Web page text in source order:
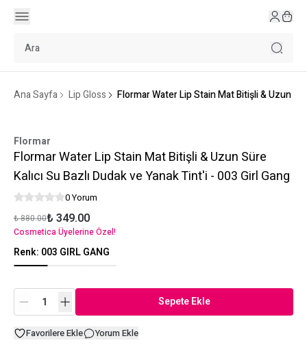
Ana Sayfa Lip Gloss Flormar Water Lip Stain Mat Bitişli & Uzun
Flormar
Flormar Water Lip Stain Mat Bitişli & Uzun Süre
Kalıcı Su Bazlı Dudak ve Yanak Tint'i - 003 Girl Gang
0 Yorum
₺ 880.00₺ 349.00
Cosmetica Üyelerine Özel!
Renk: 003 GIRL GANG
Sepete Ekle
Favorilere Ekle Yorum Ekle